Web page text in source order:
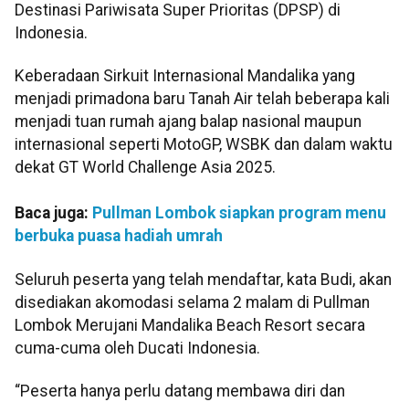
Destinasi Pariwisata Super Prioritas (DPSP) di
Indonesia.
Keberadaan Sirkuit Internasional Mandalika yang
menjadi primadona baru Tanah Air telah beberapa kali
menjadi tuan rumah ajang balap nasional maupun
internasional seperti MotoGP, WSBK dan dalam waktu
dekat GT World Challenge Asia 2025.
Baca juga: Pullman Lombok siapkan program menu
berbuka puasa hadiah umrah
Seluruh peserta yang telah mendaftar, kata Budi, akan
disediakan akomodasi selama 2 malam di Pullman
Lombok Merujani Mandalika Beach Resort secara
cuma-cuma oleh Ducati Indonesia.
“Peserta hanya perlu datang membawa diri dan